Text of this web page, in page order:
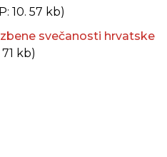
10. 57 kb)
svečanosti hrvatske
kb)